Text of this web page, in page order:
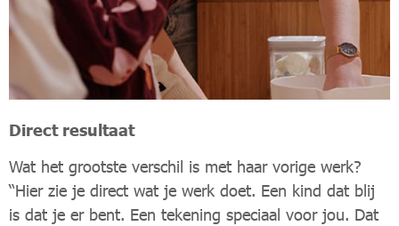
Direct resultaat
Wat het grootste verschil is met haar vorige werk?
“Hier zie je direct wat je werk doet. Een kind dat blij
is dat je er bent. Een tekening speciaal voor jou. Dat